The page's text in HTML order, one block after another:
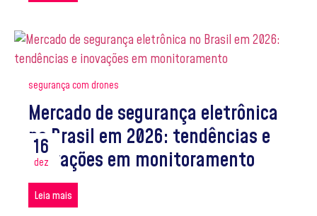
segurança com drones
Mercado de segurança eletrônica
no Brasil em 2026: tendências e
inovações em monitoramento
Leia mais
16
dez